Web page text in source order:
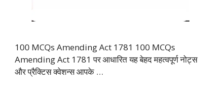
100 MCQs Amending Act 1781 100 MCQs
Amending Act 1781 पर आधारित यह बेहद महत्वपूर्ण नोट्स
और प्रैक्टिस क्वेशन्स आपके …